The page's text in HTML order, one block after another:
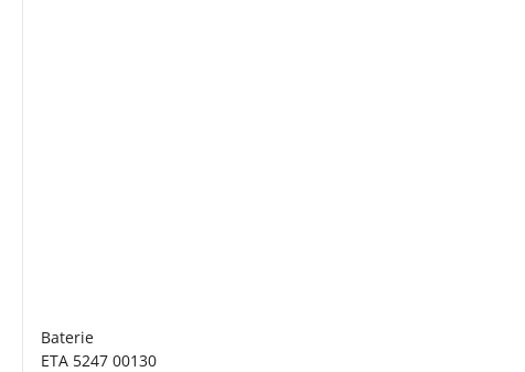
Baterie
ETA 5247 00130